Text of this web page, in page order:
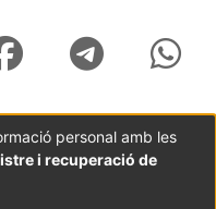
personal amb les
i recuperació de